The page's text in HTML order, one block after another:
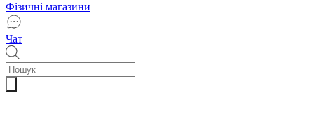
Фізичні магазини
Чат
Пошук
товарів